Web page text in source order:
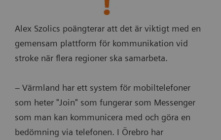
Alex Szolics poängterar att det är viktigt med en
gemensam plattform för kommunikation vid
stroke när flera regioner ska samarbeta.
– Värmland har ett system för mobiltelefoner
som heter "Join" som fungerar som Messenger
som man kan kommunicera med och göra en
bedömning via telefonen. I Örebro har